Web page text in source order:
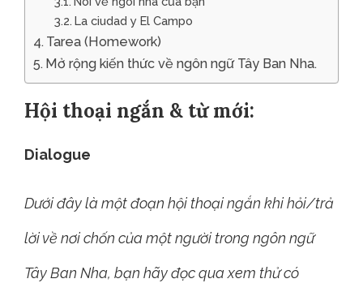
La ciudad y El Campo
Tarea (Homework)
Mở rộng kiến thức về ngôn ngữ Tây Ban Nha.
Hội thoại ngắn & từ mới:
Dialogue
Dưới đây là một đoạn hội thoại ngắn khi hỏi/trả
lời về nơi chốn của một người trong ngôn ngữ
Tây Ban Nha, bạn hãy đọc qua xem thử có